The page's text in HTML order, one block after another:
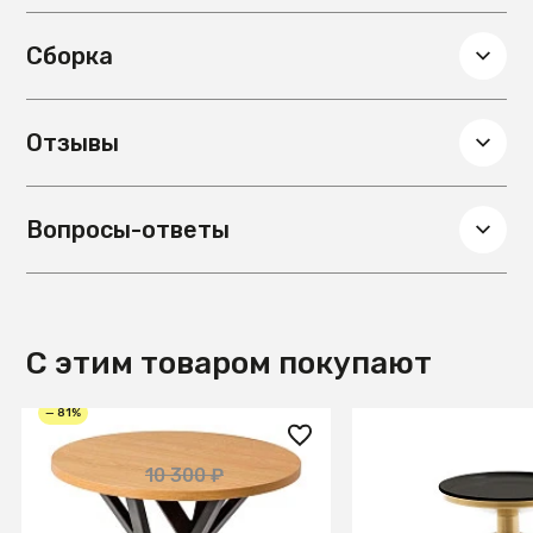
Сборка
Отзывы
Вопросы-ответы
С этим товаром покупают
— 81%
2 000 ₽
10 300 ₽
Стол журнальный Flora R
37 990 ₽
Столик